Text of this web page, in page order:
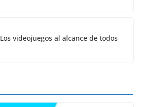
Los videojuegos al alcance de todos